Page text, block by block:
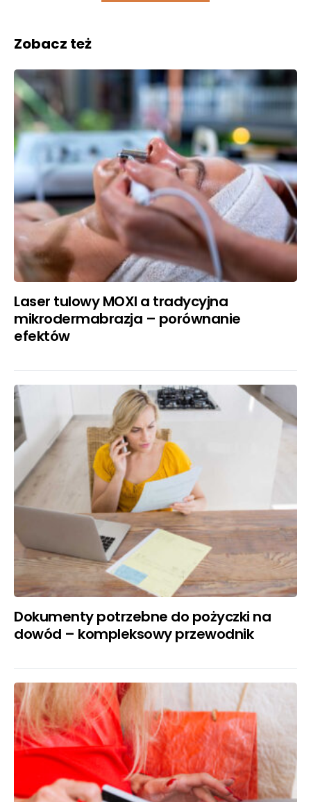
Zobacz też
Laser tulowy MOXI a tradycyjna
mikrodermabrazja – porównanie
efektów
Dokumenty potrzebne do pożyczki na
dowód – kompleksowy przewodnik